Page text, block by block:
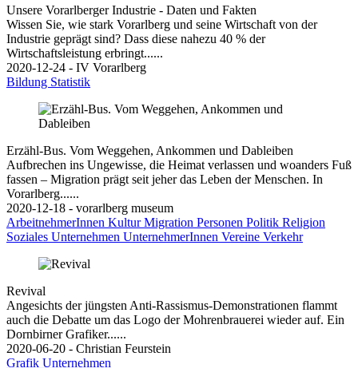
Unsere Vorarlberger Industrie - Daten und Fakten
Wissen Sie, wie stark Vorarlberg und seine Wirtschaft von der
Industrie geprägt sind? Dass diese nahezu 40 % der
Wirtschaftsleistung erbringt......
2020-12-24 - IV Vorarlberg
Bildung Statistik
Erzähl-Bus. Vom Weggehen, Ankommen und Dableiben
Aufbrechen ins Ungewisse, die Heimat verlassen und woanders Fuß
fassen – Migration prägt seit jeher das Leben der Menschen. In
Vorarlberg......
2020-12-18 - vorarlberg museum
ArbeitnehmerInnen KulturMigration Personen Politik Religion
Soziales Unternehmen UnternehmerInnen Vereine Verkehr
Revival
Angesichts der jüngsten Anti-Rassismus-Demonstrationen flammt
auch die Debatte um das Logo der Mohrenbrauerei wieder auf. Ein
Dornbirner Grafiker......
2020-06-20 - Christian Feurstein
Grafik Unternehmen